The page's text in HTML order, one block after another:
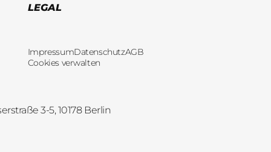
LEGAL
ImpressumDatenschutzAGB
Cookies verwalten
3-5, 10178 Berlin